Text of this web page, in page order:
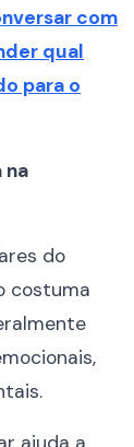
com
qual
para o
na
do
costuma